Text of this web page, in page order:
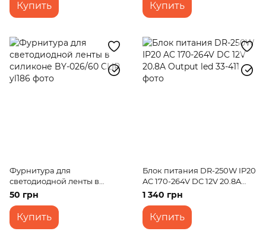
Купить Купить
Фурнитура для
светодиодной ленты в
силиконе BY-026/60 CLIP
50 грн
Купить
Блок питания DR-250W IP20
AC 170-264V DC 12V 20.8A
Output led
1 340 грн
Купить